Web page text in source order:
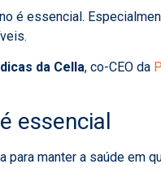
é essencial.
dicas da Cella, co-CEO da
essencial
para manter a saúde em